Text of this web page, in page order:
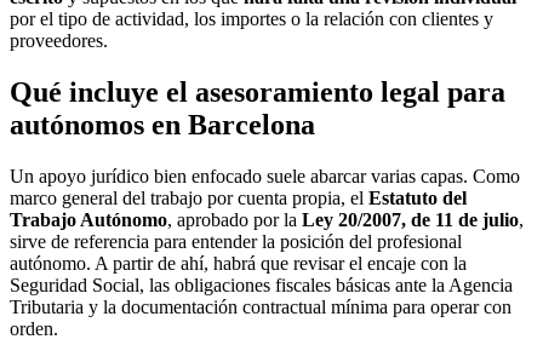
por el tipo de actividad, los importes o la relación con clientes y
proveedores.
Qué incluye el asesoramiento legal para
autónomos en Barcelona
Un apoyo jurídico bien enfocado suele abarcar varias capas. Como
marco general del trabajo por cuenta propia, el Estatuto del
Trabajo Autónomo, aprobado por la Ley 20/2007, de 11 de julio,
sirve de referencia para entender la posición del profesional
autónomo. A partir de ahí, habrá que revisar el encaje con la
Seguridad Social, las obligaciones fiscales básicas ante la Agencia
Tributaria y la documentación contractual mínima para operar con
orden.